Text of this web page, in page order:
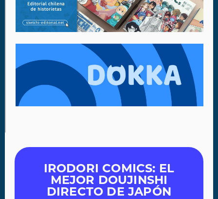
IRODORI COMICS: EL
MEJOR DOUJINSHI
DIRECTO DE JAPÓN